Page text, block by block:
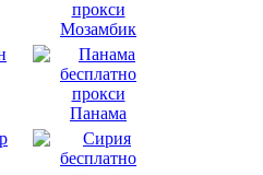
Мозамбик
Панама